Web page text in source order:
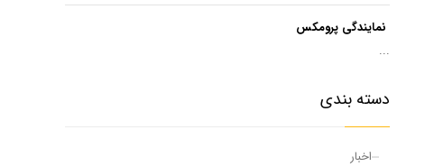
نمایندگی پرومکس
...
دسته بندی
اخبار